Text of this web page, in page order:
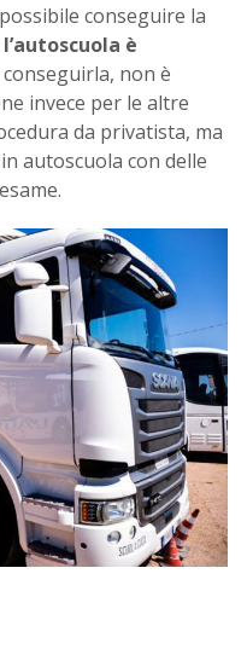
conseguire la
l’autoscuola è
non è
invece per le altre
da privatista, ma
autoscuola con delle